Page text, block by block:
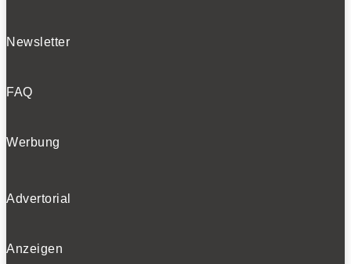
Newsletter
FAQ
Werbung
Advertorial
Anzeigen